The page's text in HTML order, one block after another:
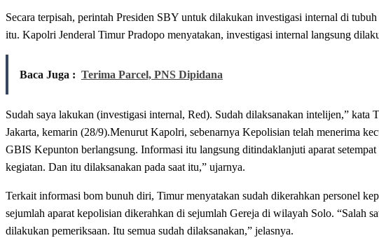
Secara terpisah, perintah Presiden SBY untuk dilakukan investigasi internal di
itu. Kapolri Jenderal Timur Pradopo menyatakan, investigasi internal langsung
Baca Juga : Terima Parcel, PNS Dipidana
Sudah saya lakukan (investigasi internal, Red). Sudah dilaksanakan intelijen,”
Jakarta, kemarin (28/9).Menurut Kapolri, sebenarnya Kepolisian telah menerima
GBIS Kepunton berlangsung. Informasi itu langsung ditindaklanjuti aparat
kegiatan. Dan itu dilaksanakan pada saat itu,” ujarnya.
Terkait informasi bom bunuh diri, Timur menyatakan sudah dikerahkan personel
sejumlah aparat kepolisian dikerahkan di sejumlah Gereja di wilayah Solo. “Salah
dilakukan pemeriksaan. Itu semua sudah dilaksanakan,” jelasnya.